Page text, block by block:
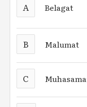
A Belagat
B Malumat
C